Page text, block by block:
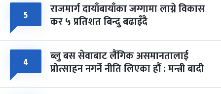
५ राजमार्ग दायाँबायाँका जग्गामा लाग्ने विकास
कर ५ प्रतिशत बिन्दु बढाइँदै
४ ब्लु बस सेवाबाट लैंगिक असमानतालाई
प्रोत्साहन नगर्ने नीति लिएका हौं : मन्त्री बादी